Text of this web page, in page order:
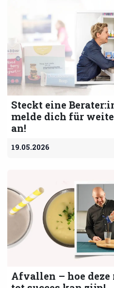
Steckt eine
melde dich für
an!
19.05.2026
Afvallen – hoe